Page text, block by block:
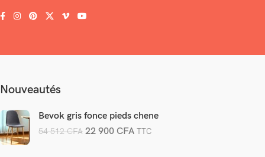
Nouveautés
Bevok gris fonce pieds chene
54 512CFA 22 900CFA TTC